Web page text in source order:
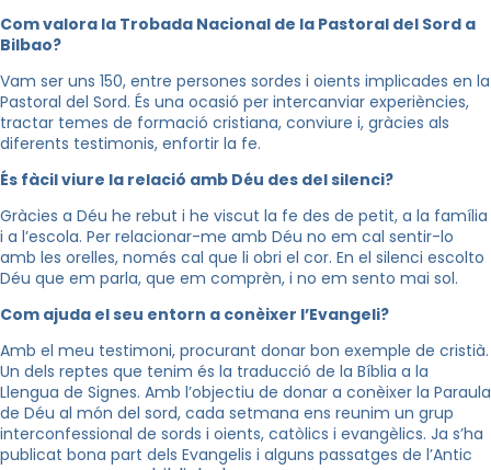
Com valora la Trobada Nacional de la Pastoral del Sord a
Bilbao?
Vam ser uns 150, entre persones sordes i oients implicades en la
Pastoral del Sord. És una ocasió per intercanviar experiències,
tractar temes de formació cristiana, conviure i, gràcies als
diferents testimonis, enfortir la fe.
És fàcil viure la relació amb Déu des del silenci?
Gràcies a Déu he rebut i he viscut la fe des de petit, a la família
i a l’escola. Per relacionar-me amb Déu no em cal sentir-lo
amb les orelles, només cal que li obri el cor. En el silenci escolto
Déu que em parla, que em comprèn, i no em sento mai sol.
Com ajuda el seu entorn a conèixer l’Evangeli?
Amb el meu testimoni, procurant donar bon exemple de cristià.
Un dels reptes que tenim és la traducció de la Bíblia a la
Llengua de Signes. Amb l’objectiu de donar a conèixer la Paraula
de Déu al món del sord, cada setmana ens reunim un grup
interconfessional de sords i oients, catòlics i evangèlics. Ja s’ha
publicat bona part dels Evangelis i alguns passatges de l’Antic